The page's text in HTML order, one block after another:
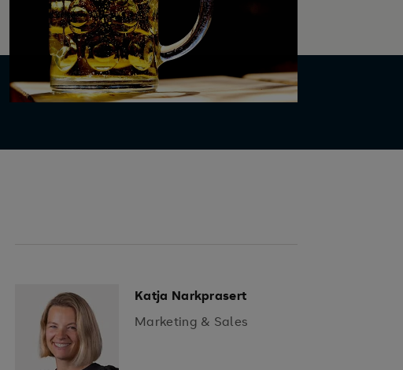
Katja Narkprasert
Marketing & Sales